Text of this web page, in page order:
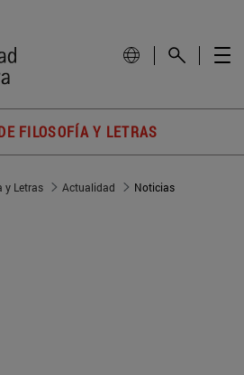
FILOSOFÍA Y LETRAS
y Letras Actualidad Noticias